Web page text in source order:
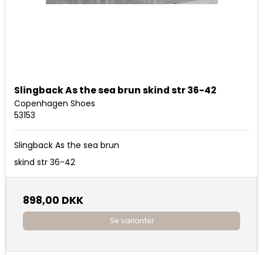
Slingback As the sea brun skind str 36-42
Copenhagen Shoes
53153
Slingback As the sea brun
skind str 36-42
898,00 DKK
Se varianter